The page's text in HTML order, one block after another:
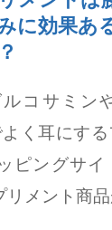
に効果あ
ルコサミン
く耳にする
ピングサイ
リメント商